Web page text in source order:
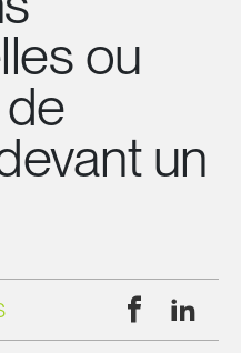
ou
un
Facebook